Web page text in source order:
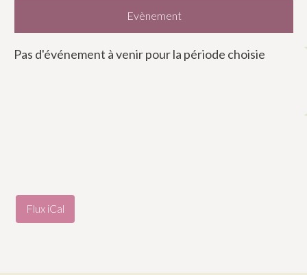
Evènement
Pas d'événement à venir pour la période choisie
Flux iCal